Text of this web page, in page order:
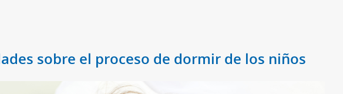
sobre el proceso de dormir de los niños